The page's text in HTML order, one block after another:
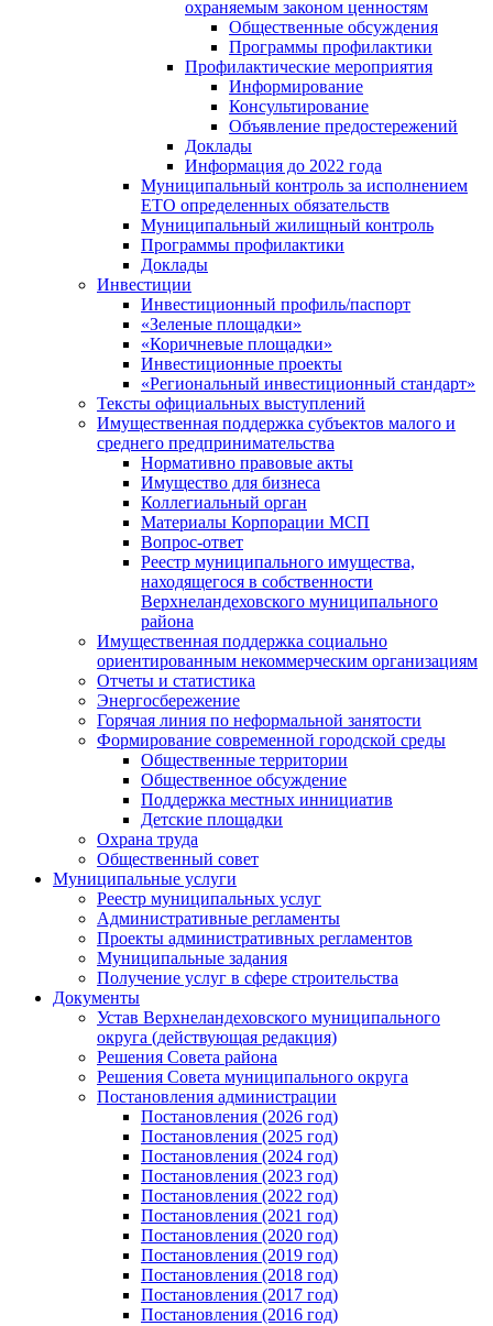
охраняемым законом ценностям
Общественные обсуждения
Программы профилактики
Профилактические мероприятия
Информирование
Консультирование
Объявление предостережений
Доклады
Информация до 2022 года
Муниципальный контроль за исполнением
ЕТО определенных обязательств
Муниципальный жилищный контроль
Программы профилактики
Доклады
Инвестиции
Инвестиционный профиль/паспорт
«Зеленые площадки»
«Коричневые площадки»
Инвестиционные проекты
«Региональный инвестиционный стандарт»
Тексты официальных выступлений
Имущественная поддержка субъектов малого и
среднего предпринимательства
Нормативно правовые акты
Имущество для бизнеса
Коллегиальный орган
Материалы Корпорации МСП
Вопрос-ответ
Реестр муниципального имущества,
находящегося в собственности
Верхнеландеховского муниципального
района
Имущественная поддержка социально
ориентированным некоммерческим организациям
Отчеты и статистика
Энергосбережение
Горячая линия по неформальной занятости
Формирование современной городской среды
Общественные территории
Общественное обсуждение
Поддержка местных иннициатив
Детские площадки
Охрана труда
Общественный совет
Муниципальные услуги
Реестр муниципальных услуг
Административные регламенты
Проекты административных регламентов
Муниципальные задания
Получение услуг в сфере строительства
Документы
Устав Верхнеландеховского муниципального
округа (действующая редакция)
Решения Совета района
Решения Совета муниципального округа
Постановления администрации
Постановления (2026 год)
Постановления (2025 год)
Постановления (2024 год)
Постановления (2023 год)
Постановления (2022 год)
Постановления (2021 год)
Постановления (2020 год)
Постановления (2019 год)
Постановления (2018 год)
Постановления (2017 год)
Постановления (2016 год)